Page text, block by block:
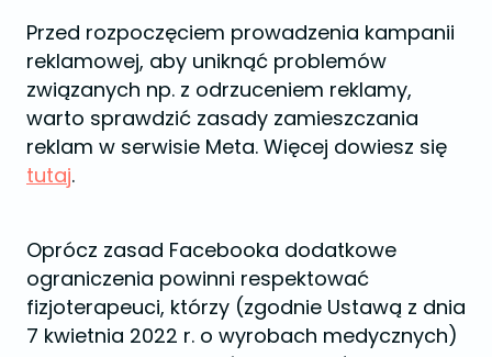
Przed rozpoczęciem prowadzenia kampanii
reklamowej, aby uniknąć problemów
związanych np. z odrzuceniem reklamy,
warto sprawdzić zasady zamieszczania
reklam w serwisie Meta. Więcej dowiesz się
tutaj.
Oprócz zasad Facebooka dodatkowe
ograniczenia powinni respektować
fizjoterapeuci, którzy (zgodnie Ustawą z dnia
7 kwietnia 2022 r. o wyrobach medycznych)